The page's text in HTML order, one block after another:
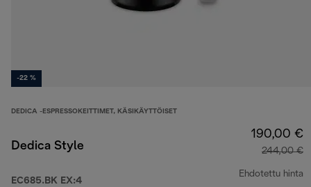
-22 %
DEDICA -ESPRESSOKEITTIMET, KÄSIKÄYTTÖISET
Dedica Style
EC685.BK EX:4
190,00 €
244,00 €
Ehdotettu hinta